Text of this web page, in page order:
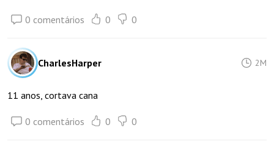
0 comentários 0 0
CharlesHarper 2M
11 anos, cortava cana
0 comentários 0 0